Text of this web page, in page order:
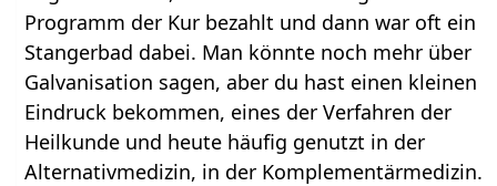
Programm der Kur bezahlt und dann war oft ein
Stangerbad dabei. Man könnte noch mehr über
Galvanisation sagen, aber du hast einen kleinen
Eindruck bekommen, eines der Verfahren der
Heilkunde und heute häufig genutzt in der
Alternativmedizin, in der Komplementärmedizin.